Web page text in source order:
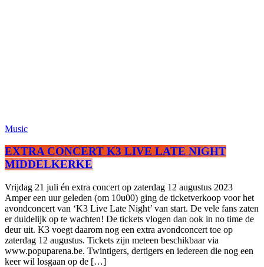
Music
EXTRA CONCERT K3 LIVE LATE NIGHT
MIDDELKERKE
Vrijdag 21 juli én extra concert op zaterdag 12 augustus 2023
Amper een uur geleden (om 10u00) ging de ticketverkoop voor het
avondconcert van ‘K3 Live Late Night’ van start. De vele fans zaten
er duidelijk op te wachten! De tickets vlogen dan ook in no time de
deur uit. K3 voegt daarom nog een extra avondconcert toe op
zaterdag 12 augustus. Tickets zijn meteen beschikbaar via
www.popuparena.be. Twintigers, dertigers en iedereen die nog een
keer wil losgaan op de […]